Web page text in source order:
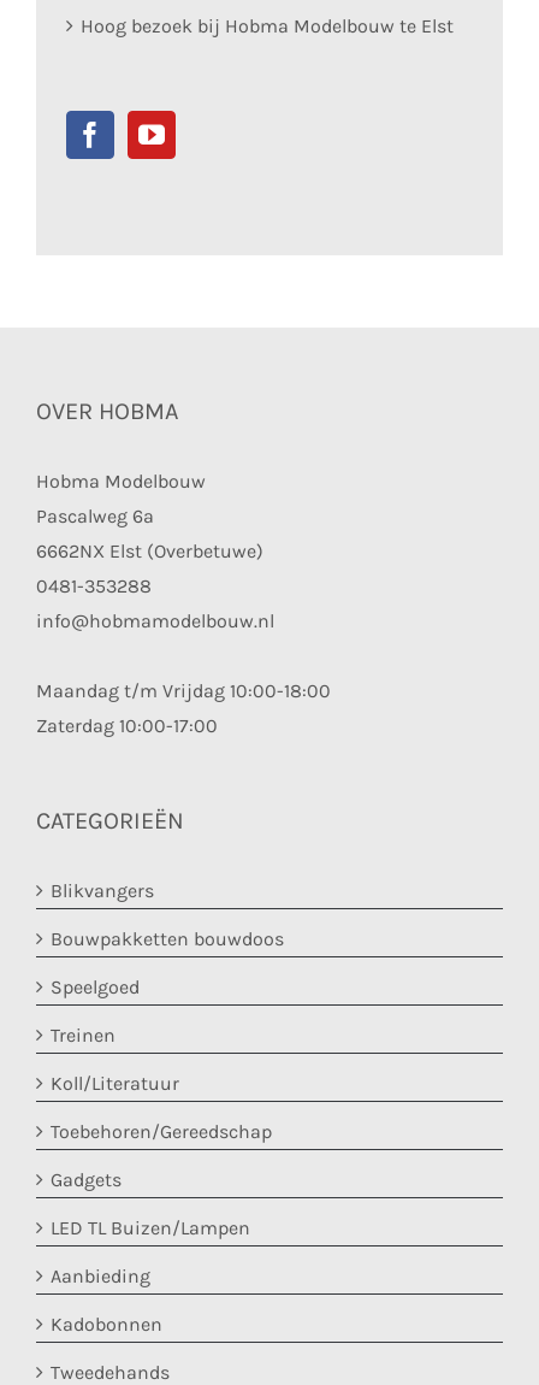
Hoog bezoek bij Hobma Modelbouw te Elst
OVER HOBMA
Hobma Modelbouw
Pascalweg 6a
6662NX Elst (Overbetuwe)
0481-353288
info@hobmamodelbouw.nl
Maandag t/m Vrijdag 10:00-18:00
Zaterdag 10:00-17:00
CATEGORIEËN
Blikvangers
Bouwpakketten bouwdoos
Speelgoed
Treinen
Koll/Literatuur
Toebehoren/Gereedschap
Gadgets
LED TL Buizen/Lampen
Aanbieding
Kadobonnen
Tweedehands